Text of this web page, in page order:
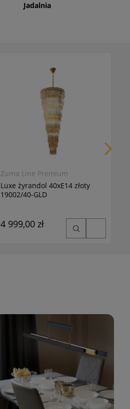
Jadalnia
Zuma Line Premium
Luxe żyrandol 40xE14 złoty
19002/40-GLD
4 999,00 zł